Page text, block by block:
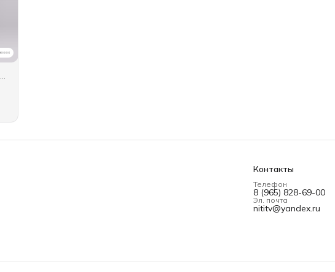
Контакты
Телефон
8 (965) 828-69-00
Эл. почта
nititv@yandex.ru